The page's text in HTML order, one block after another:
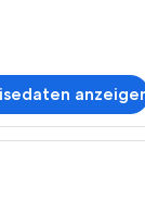
Hotelzimmer